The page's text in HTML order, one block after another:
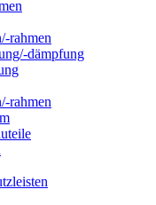
rahmen
dämpfung
rahmen